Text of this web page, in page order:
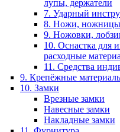
лупы, держатели
7. Ударный
8. Ножи,
9. Ножовки,
10. Оснастка для
расходные
11. Средства
9. Крепёжные
10. Замки
Врезные замки
Навесные замки
Накладные замки